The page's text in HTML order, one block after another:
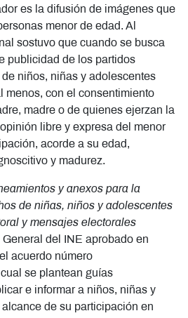
es la difusión de imágenes que
menor de edad. Al
sostuvo que cuando se busca
publicidad de los partidos
niños, niñas y adolescentes
menos, con el consentimiento
madre o de quienes ejerzan la
libre y expresa del menor
acorde a su edad,
y madurez.
y anexos para la
de niñas, niños y adolescentes
y mensajes electorales
del INE aprobado en
acuerdo número
se plantean guías
e informar a niños, niñas y
de su participación en